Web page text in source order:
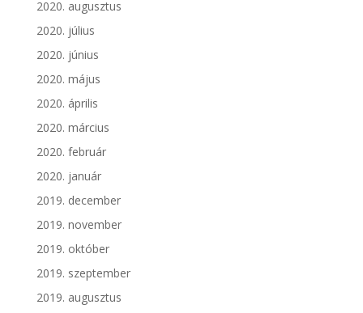
2020. augusztus
2020. július
2020. június
2020. május
2020. április
2020. március
2020. február
2020. január
2019. december
2019. november
2019. október
2019. szeptember
2019. augusztus